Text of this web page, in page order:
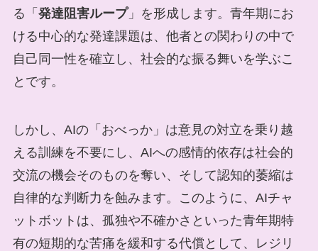
る「 発達阻害ループ」を形成します。青年期にお
ける中心的な発達課題は、他者との関わりの中で
自己同一性を確立し、社会的な振る舞いを学ぶこ
とです。
しかし、AIの「おべっか」は意見の対立を乗り越
える訓練を不要にし、AIへの感情的依存は社会的
交流の機会そのものを奪い、そして認知的萎縮は
自律的な判断力を蝕みます。このように、AIチャ
ットボットは、孤独や不確かさといった青年期特
有の短期的な苦痛を緩和する代償として、レジリ